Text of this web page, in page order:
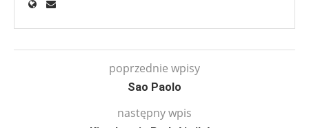
poprzednie wpisy
Sao Paolo
następny wpis